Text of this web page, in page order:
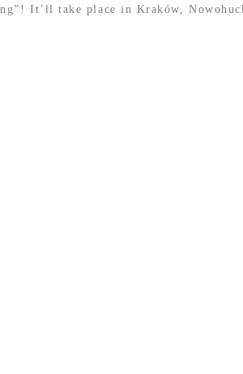
It’ll take place in Kraków,